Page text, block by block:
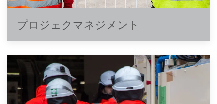
プロジェクマネジメント